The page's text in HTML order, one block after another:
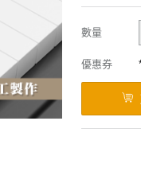
數量
優惠券